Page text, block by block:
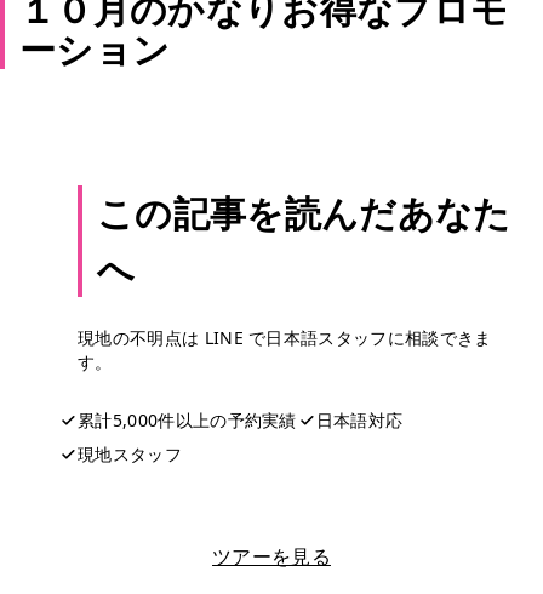
ーション
この記事を読んだあなた
へ
現地の不明点は LINE で日本語スタッフに相談できま
す。
累計5,000件以上の予約実績
日本語対応
現地スタッフ
ツアーを見る